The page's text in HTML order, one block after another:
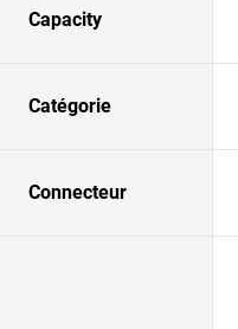
Capacity
Catégorie
Connecteur